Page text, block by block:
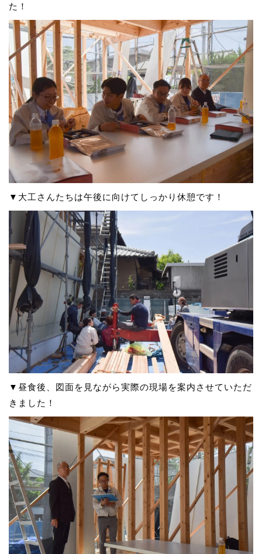
た！
▼大工さんたちは午後に向けてしっかり休憩です！
▼昼食後、図面を見ながら実際の現場を案内させていただ
きました！